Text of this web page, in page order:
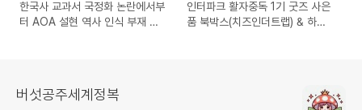
한국사 교과서 국정화 논란에서부
터 AOA 설현 역사 인식 부재 논
인터파크 활자중독 1기 굿즈 사은
품 북박스(치즈인더트랩) & 하루
버섯공주세계정복